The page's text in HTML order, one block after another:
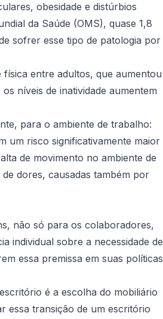
obesidade e distúrbios
da Saúde (OMS), quase 1,8
sofrer esse tipo de patologia por
física entre adultos, que aumentou
níveis de inatividade aumentem
para o ambiente de trabalho:
um risco significativamente maior
de movimento no ambiente de
dores, causadas também por
não só para os colaboradores,
individual sobre a necessidade de
essa premissa em suas políticas
é a escolha do mobiliário
essa transição de um escritório